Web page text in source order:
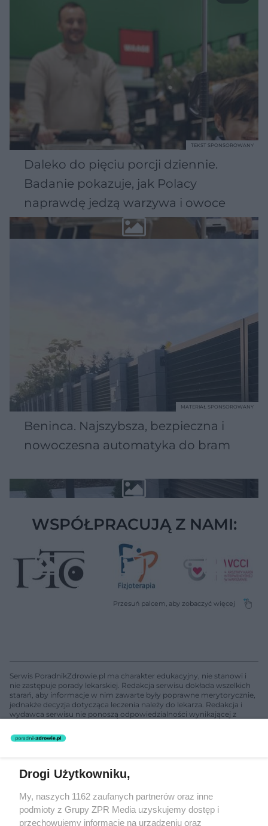
Daleko do pięciu porcji dziennie.
Badanie pokazuje, jak Polacy
naprawdę jedzą warzywa i owoce
TEKST SPONSOROWANY
Beninca. Najszybsza, bezpieczna i
nowoczesna automatyka do bram
MATERIAŁ SPONSOROWANY
WSPÓŁPRACUJĄ Z NAMI:
Serwis PoradnikZdrowie.pl ma charakter edukacyjny, nie stanowi i
nie zastępuje porady lekarskiej. Redakcja serwisu dokłada wszelkich
starań, aby informacje w nim zawarte były poprawne merytorycznie,
jednakże decyzja dotycząca leczenia należy do lekarza. Redakcja i
wydawca serwisu nie ponoszą odpowiedzialności wynikającej z
nie prowadzi działalności leczniczej polegającej na udzielaniu
świadczeń zdrowotnych w rozumieniu art. 3 ust 1 ustawy o
Żaden utwór zamieszczony w serwisie nie może być powielany i
rozpowszechniany lub dalej rozpowszechniany w jakikolwiek sposób
(w tym także elektroniczny lub mechaniczny) na jakimkolwiek polu
eksploatacji w jakiejkolwiek formie, włącznie z umieszczaniem w
Drogi Użytkowniku,
My, naszych 1162 zaufanych partnerów oraz inne
podmioty z Grupy ZPR Media uzyskujemy dostęp i
przechowujemy informacje na urządzeniu oraz